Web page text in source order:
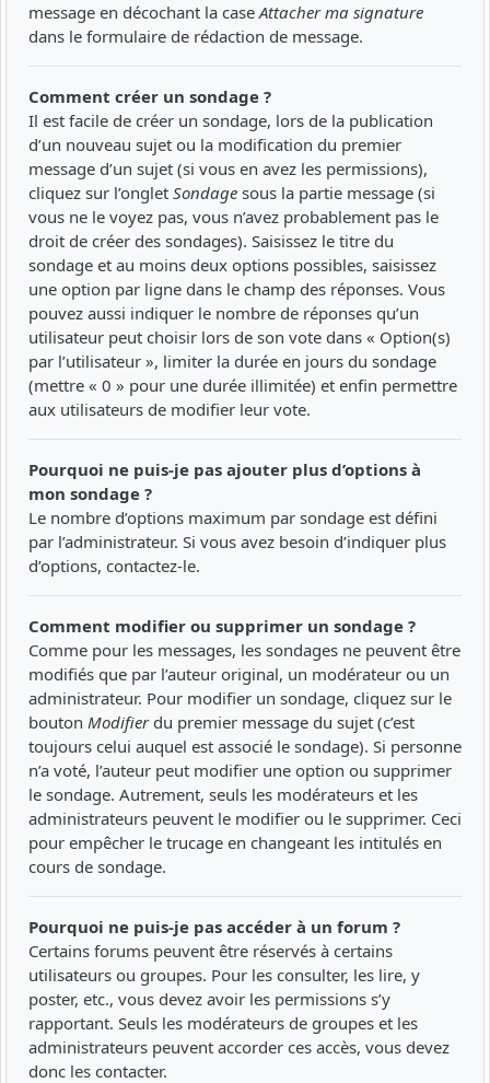
message en décochant la case Attacher ma signature
dans le formulaire de rédaction de message.
Comment créer un sondage ?
Il est facile de créer un sondage, lors de la publication
d’un nouveau sujet ou la modification du premier
message d’un sujet (si vous en avez les permissions),
cliquez sur l’onglet Sondage sous la partie message (si
vous ne le voyez pas, vous n’avez probablement pas le
droit de créer des sondages). Saisissez le titre du
sondage et au moins deux options possibles, saisissez
une option par ligne dans le champ des réponses. Vous
pouvez aussi indiquer le nombre de réponses qu’un
utilisateur peut choisir lors de son vote dans « Option(s)
par l’utilisateur », limiter la durée en jours du sondage
(mettre « 0 » pour une durée illimitée) et enfin permettre
aux utilisateurs de modifier leur vote.
Pourquoi ne puis-je pas ajouter plus d’options à
mon sondage ?
Le nombre d’options maximum par sondage est défini
par l’administrateur. Si vous avez besoin d’indiquer plus
d’options, contactez-le.
Comment modifier ou supprimer un sondage ?
Comme pour les messages, les sondages ne peuvent être
modifiés que par l’auteur original, un modérateur ou un
administrateur. Pour modifier un sondage, cliquez sur le
bouton Modifierdu premier message du sujet (c’est
toujours celui auquel est associé le sondage). Si personne
n’a voté, l’auteur peut modifier une option ou supprimer
le sondage. Autrement, seuls les modérateurs et les
administrateurs peuvent le modifier ou le supprimer. Ceci
pour empêcher le trucage en changeant les intitulés en
cours de sondage.
Pourquoi ne puis-je pas accéder à un forum ?
Certains forums peuvent être réservés à certains
utilisateurs ou groupes. Pour les consulter, les lire, y
poster, etc., vous devez avoir les permissions s’y
rapportant. Seuls les modérateurs de groupes et les
administrateurs peuvent accorder ces accès, vous devez
donc les contacter.